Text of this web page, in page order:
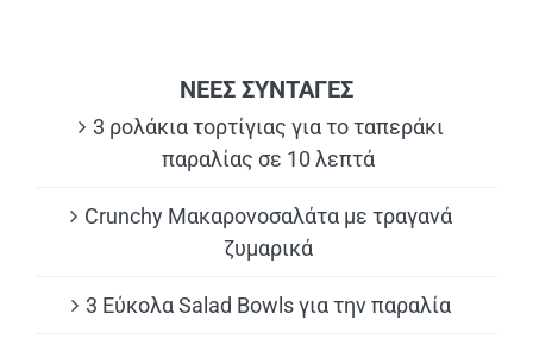
ΝΕΕΣ ΣΥΝΤΑΓΕΣ
3 ρολάκια τορτίγιας για το ταπεράκι
παραλίας σε 10 λεπτά
Crunchy Μακαρονοσαλάτα με τραγανά
ζυμαρικά
3 Εύκολα Salad Bowls για την παραλία